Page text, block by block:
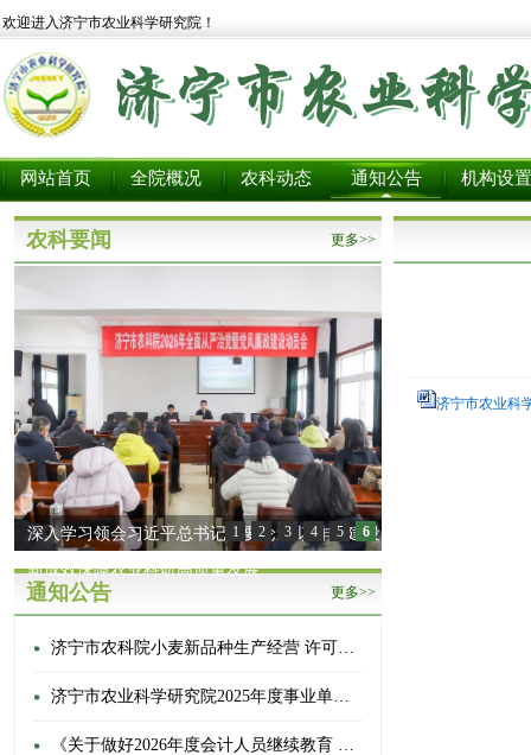
欢迎进入济宁市农业科学研究院！
网站首页 全院概况 农科动态 通知公告 机构设置
农科要闻 更多>>
深入学习领会习近平总书记重要论述 以作风建设
新成效保障农业科研高质量发展
1 2 3 4 5 6
通知公告 更多>>
济宁市农科院小麦新品种生产经营 许可权转让公告
济宁市农业科学研究院2025年度事业单位登记管理信息公开情况
《关于做好2026年度会计人员继续教育 有关工作的通知》的通知
济宁市农业科